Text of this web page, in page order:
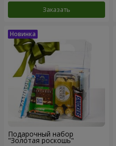
Заказать
Подарочный набор
"Золотая роскошь"